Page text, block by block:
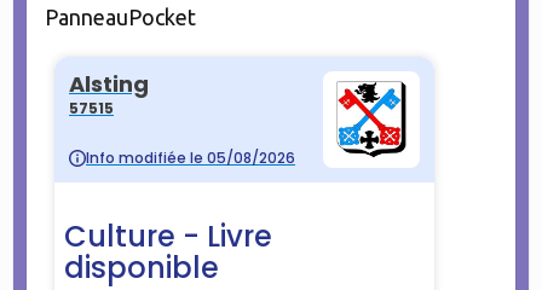
PanneauPocket